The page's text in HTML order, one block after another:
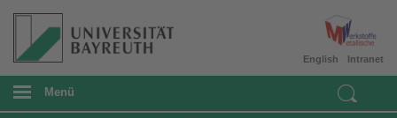
Intranet
English
Menü